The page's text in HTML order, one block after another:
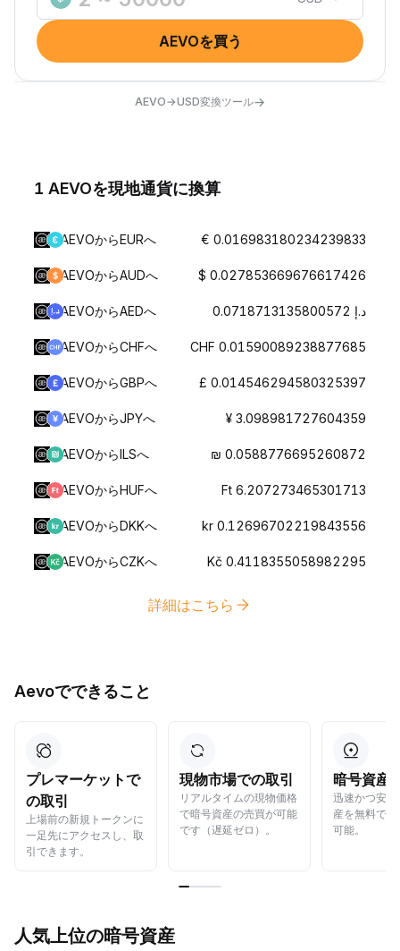
AEVOを買う
AEVO→USD変換ツール→
1 AEVOを現地通貨に換算
AEVOからEURへ € 0.016983180234239833
AEVOからAUDへ $ 0.027853669676617426
AEVOからAEDへ د.إ 0.0718713135800572
AEVOからCHFへ CHF 0.01590089238877685
AEVOからGBPへ £ 0.014546294580325397
AEVOからJPYへ ¥ 3.098981727604359
AEVOからILSへ ₪ 0.0588776695260872
AEVOからHUFへ Ft 6.207273465301713
AEVOからDKKへ kr 0.12696702219843556
AEVOからCZKへ Kč 0.4118355058982295
詳細はこちら
Aevoでできること
プレマーケットで
の取引
上場前の新規トークンに
一足先にアクセスし、取
引できます。
現物市場での取引
リアルタイムの現物価格
で暗号資産の売買が可能
です（遅延ゼロ）。
暗号資産
迅速かつ安
産を無料で
可能。
人気上位の暗号資産